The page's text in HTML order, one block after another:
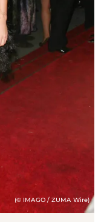
(© IMAGO / ZUMA Wire)